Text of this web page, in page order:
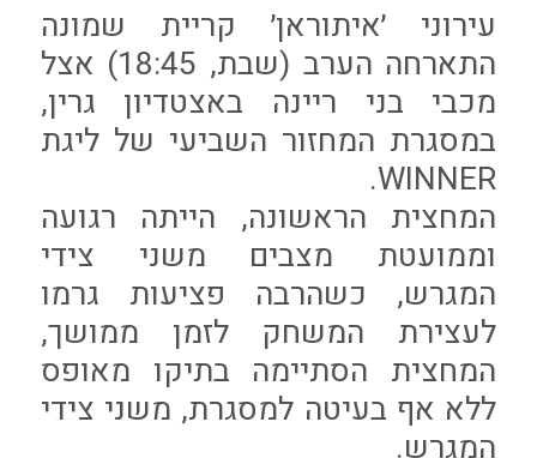
עירוני ׳איתוראן׳ קריית שמונה
התארחה הערב (שבת, 18:45) אצל
מכבי בני ריינה באצטדיון גרין,
במסגרת המחזור השביעי של ליגת
WINNER.
המחצית הראשונה, הייתה רגועה
וממועטת מצבים משני צידי
המגרש, כשהרבה פציעות גרמו
לעצירת המשחק לזמן ממושך,
המחצית הסתיימה בתיקו מאופס
ללא אף בעיטה למסגרת, משני צידי
המגרש.